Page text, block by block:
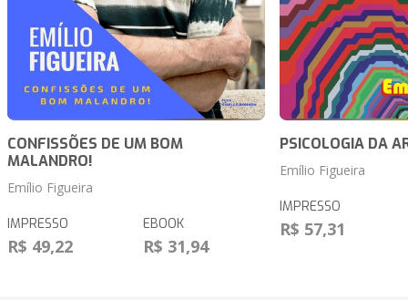
CONFISSÕES DE UM BOM
MALANDRO!
Emílio Figueira
IMPRESSO
R$ 49,22
EBOOK
R$ 31,94
PSICOLOGIA DA
Emílio Figueira
IMPRESSO
R$ 57,31